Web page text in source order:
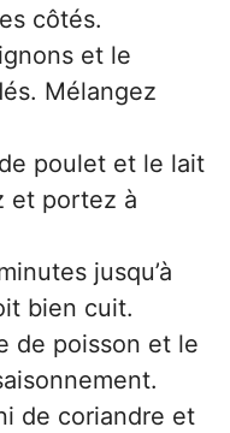
côtés.
et le
Mélangez
poulet et le lait
et portez à
jusqu’à
bien cuit.
de poisson et le
de coriandre et